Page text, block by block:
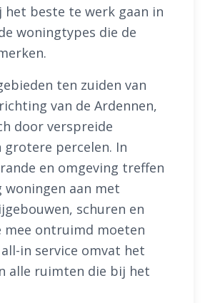
het beste te werk gaan in
woningtypes die de
ten zuiden van
van de Ardennen,
door verspreide
grotere percelen. In
en omgeving treffen
aan met
schuren en
mee ontruimd moeten
in service omvat het
alle ruimten die bij het